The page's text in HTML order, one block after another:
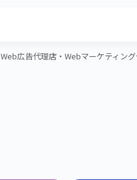
Web広告代理店・Webマーケティン